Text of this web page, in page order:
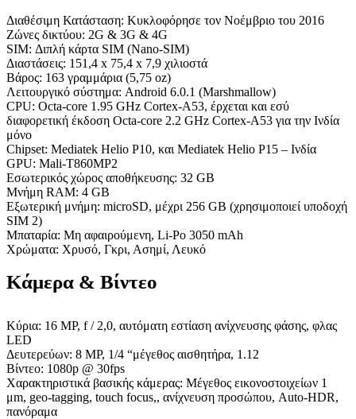
Διαθέσιμη Κατάσταση: Κυκλοφόρησε τον Νοέμβριο του 2016
Ζώνες δικτύου: 2G & 3G & 4G
SIM: Διπλή κάρτα SIM (Nano-SIM)
Διαστάσεις: 151,4 x 75,4 x 7,9 χιλιοστά
Βάρος: 163 γραμμάρια (5,75 oz)
Λειτουργικό σύστημα: Android 6.0.1 (Marshmallow)
CPU: Octa-core 1.95 GHz Cortex-A53, έρχεται και εσύ
διαφορετική έκδοση Octa-core 2.2 GHz Cortex-A53 για την Ινδία
μόνο
Chipset: Mediatek Helio P10, και Mediatek Helio P15 – Ινδία
GPU: Mali-T860MP2
Εσωτερικός χώρος αποθήκευσης: 32 GB
Μνήμη RAM: 4 GB
Εξωτερική μνήμη: microSD, μέχρι 256 GB (χρησιμοποιεί υποδοχή
SIM 2)
Μπαταρία: Μη αφαιρούμενη, Li-Po 3050 mAh
Χρώματα: Χρυσό, Γκρι, Ασημί, Λευκό
Κάμερα & Βίντεο
Κύρια: 16 MP, f / 2,0, αυτόματη εστίαση ανίχνευσης φάσης, φλας
LED
Δευτερεύων: 8 MP, 1/4 “μέγεθος αισθητήρα, 1.12
Βίντεο: 1080p @ 30fps
Χαρακτηριστικά βασικής κάμερας: Μέγεθος εικονοστοιχείων 1
μm, geo-tagging, touch focus,, ανίχνευση προσώπου, Auto-HDR,
πανόραμα